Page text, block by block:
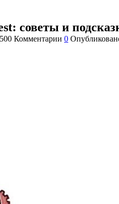
советы и
500 Комментарии 0